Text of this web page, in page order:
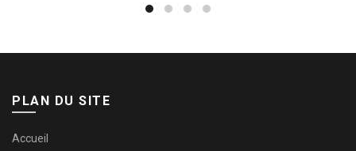
PLAN DU SITE
Accueil